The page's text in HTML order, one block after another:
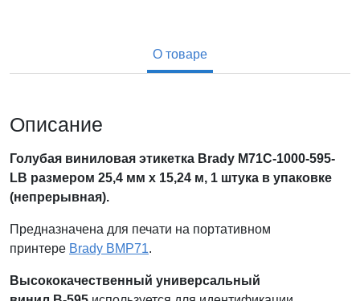
О товаре
Описание
Голубая виниловая этикетка Brady M71C-1000-595-
LB размером 25,4 мм x 15,24 м, 1 штука в упаковке
(непрерывная).
Предназначена для печати на портативном
принтере Brady BMP71.
Высококачественный универсальный